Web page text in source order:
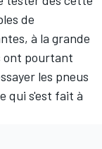
de
à la grande
ont pourtant
les pneus
qui s'est fait à